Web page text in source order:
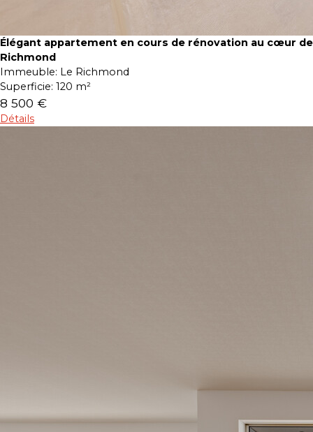
Élégant appartement en cours de rénovation au cœur de
Richmond
Immeuble: Le Richmond
Superficie: 120 m²
8 500 €
Détails